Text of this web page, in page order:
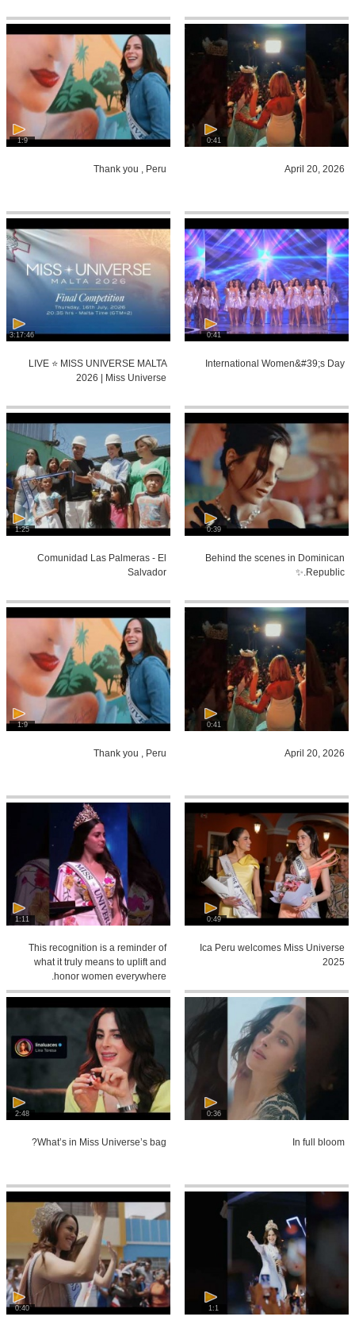
0:41
April 20, 2026
1:9
Thank you , Peru
0:41
International Women&#39;s Day
3:17:46
LIVE ⭐️ MISS UNIVERSE MALTA
2026 | Miss Universe
0:39
Behind the scenes in Dominican
Republic.✨
1:25
Comunidad Las Palmeras - El
Salvador
0:41
April 20, 2026
1:9
Thank you , Peru
0:49
Ica Peru welcomes Miss Universe
2025
1:11
This recognition is a reminder of
what it truly means to uplift and
honor women everywhere.
0:36
In full bloom
2:48
What’s in Miss Universe’s bag?
1:1
0:40